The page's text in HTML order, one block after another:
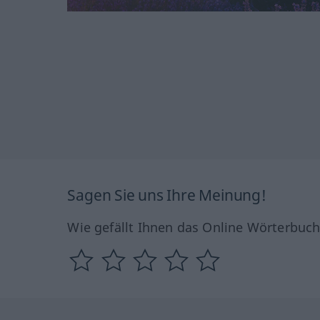
Sagen Sie uns Ihre Meinung!
Wie gefällt Ihnen das Online